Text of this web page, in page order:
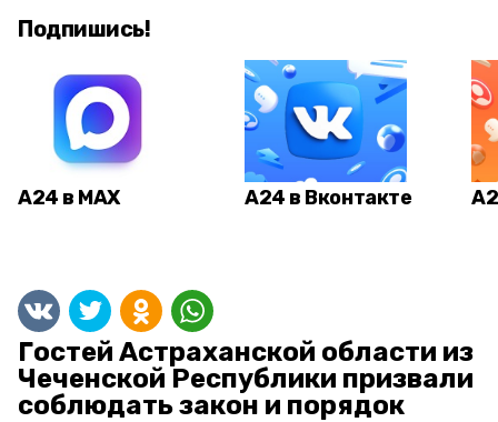
Подпишись!
А24 в MAX А24 в Вконтакте
Гостей Астраханской области из
Чеченской Республики призвали
соблюдать закон и порядок